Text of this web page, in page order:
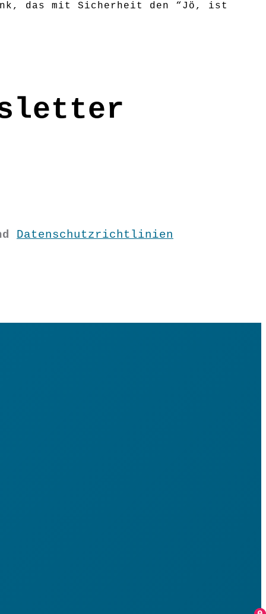
das mit Sicherheit den “Jö, ist
Datenschutzrichtlinien